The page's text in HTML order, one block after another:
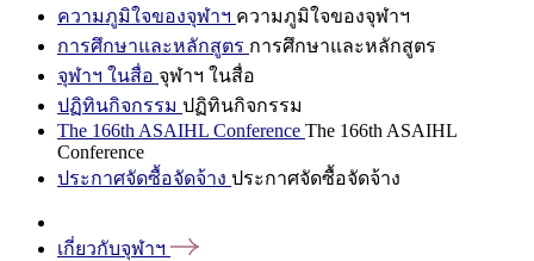
ความภูมิใจของจุฬาฯ ความภูมิใจของจุฬาฯ
การศึกษาและหลักสูตร การศึกษาและหลักสูตร
จุฬาฯ ในสื่อ จุฬาฯ ในสื่อ
ปฏิทินกิจกรรม ปฏิทินกิจกรรม
The 166th ASAIHL Conference The 166th ASAIHL
Conference
ประกาศจัดซื้อจัดจ้าง ประกาศจัดซื้อจัดจ้าง
เกี่ยวกับจุฬาฯ